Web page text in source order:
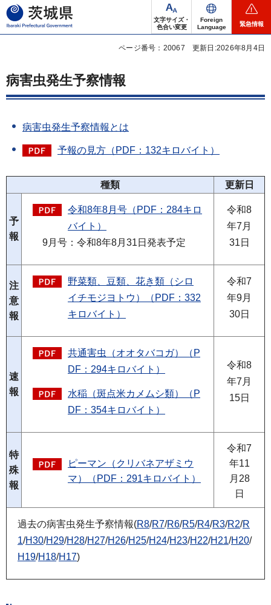
茨城県
文字サイズ・
色合い変更
Foreign
Language
緊急情報
ページ番号：20067 更新日:2026年8月4日
病害虫発生予察情報
病害虫発生予察情報とは
予報の見方（PDF：132キロバイト）
種類 更新日
予
報
令和8年8月号（PDF：284キロ
バイト）
9月号：令和8年8月31日発表予定
令和8
年7月
31日
注
意
報
野菜類、豆類、花き類（シロ
イチモジヨトウ）（PDF：332
キロバイト）
令和7
年9月
30日
速
報
共通害虫（オオタバコガ）（P
DF：294キロバイト）
水稲（斑点米カメムシ類）（P
DF：354キロバイト）
令和8
年7月
15日
特
殊
報
ピーマン（クリバネアザミウ
マ）（PDF：291キロバイト）
令和7
年11
月28
日
過去の病害虫発生予察情報(R8/R7/R6/R5/R4/R3/R2/R
1/H30/H29/H28/H27/H26/H25/H24/H23/H22/H21/H20/
H19/H18/H17)